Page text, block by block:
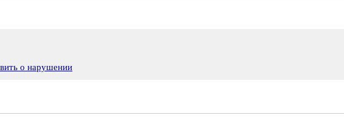
о нарушении